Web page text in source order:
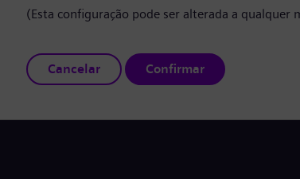
(Esta configuração pode ser alterada a
Cancelar Confirmar